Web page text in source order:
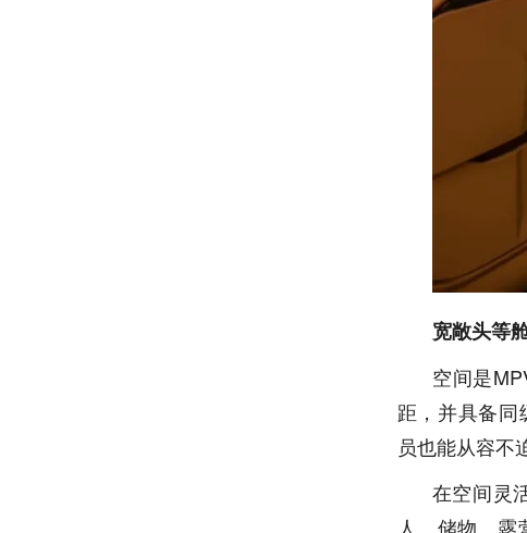
宽敞头等
空间是
距，并具备同
员也能从容不
在空间灵
人、储物、